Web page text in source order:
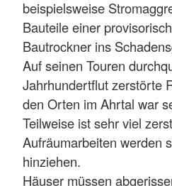
beispielsweise
Bauteile einer
Bautrockner ins
Auf seinen Touren
Jahrhundertflut zerstörte
den Orten im Ahrtal war
Teilweise ist sehr viel
Aufräumarbeiten werden
hinziehen.
Häuser müssen